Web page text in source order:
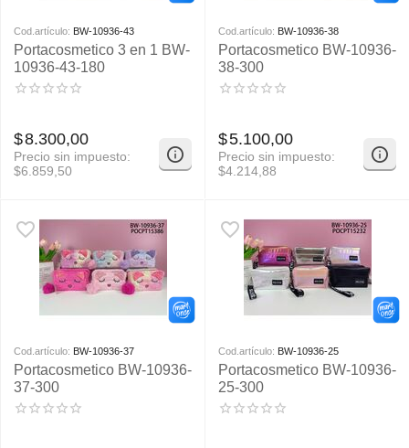
Cod.artículo: BW-10936-43
Portacosmetico 3 en 1 BW-
10936-43-180
$8.300,00
Precio sin impuesto:
$6.859,50
Cod.artículo: BW-10936-38
Portacosmetico BW-10936-
38-300
$5.100,00
Precio sin impuesto:
$4.214,88
Cod.artículo: BW-10936-37
Portacosmetico BW-10936-
37-300
Cod.artículo: BW-10936-25
Portacosmetico BW-10936-
25-300